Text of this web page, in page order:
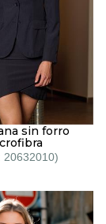
sin forro
20632010